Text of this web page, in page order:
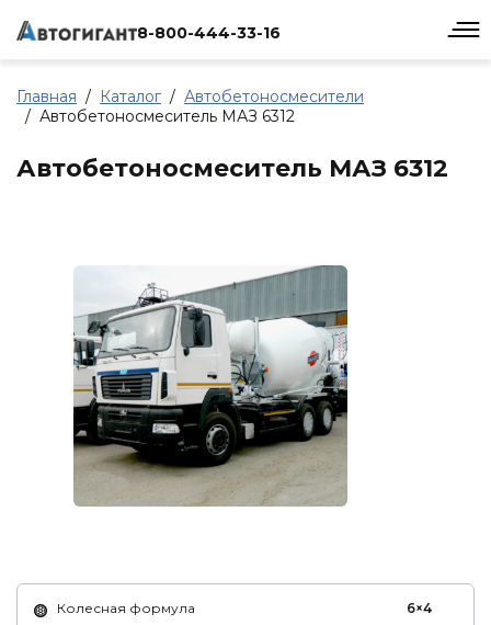
8-800-444-33-16
Главная Каталог
Автобетоносмесители
Автобетоносмеситель МАЗ 6312
Автобетоносмеситель МАЗ 6312
Колесная формула
6×4